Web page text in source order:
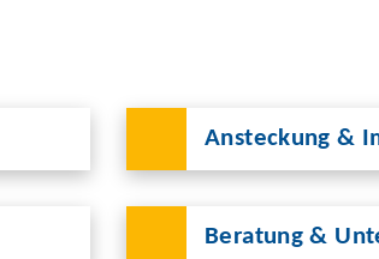
Ansteckung &
Beratung &